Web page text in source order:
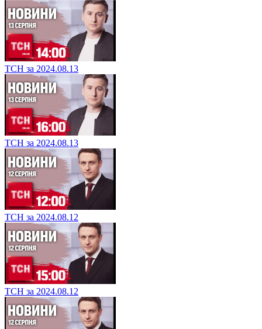
ТСН за 2024.08.13
ТСН за 2024.08.13
ТСН за 2024.08.12
ТСН за 2024.08.12